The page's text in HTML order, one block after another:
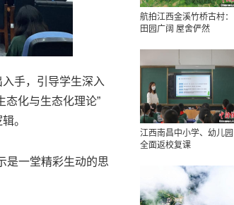
手，引导学生深入
态化与生态化理论”
。
一堂精彩生动的思
航拍江西金溪竹桥古村：
田园广阔 屋舍俨然
江西南昌中小学、幼儿园
全面返校复课